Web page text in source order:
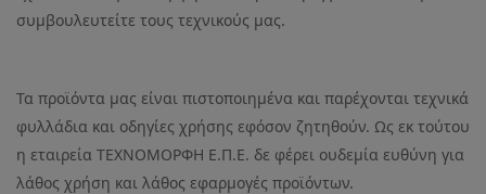
συμβουλευτείτε τους τεχνικούς μας.
Τα προϊόντα μας είναι πιστοποιημένα και παρέχονται τεχνικά
φυλλάδια και οδηγίες χρήσης εφόσον ζητηθούν. Ως εκ τούτου
η εταιρεία ΤΕΧΝΟΜΟΡΦΗ Ε.Π.Ε. δε φέρει ουδεμία ευθύνη για
λάθος χρήση και λάθος εφαρμογές προϊόντων.